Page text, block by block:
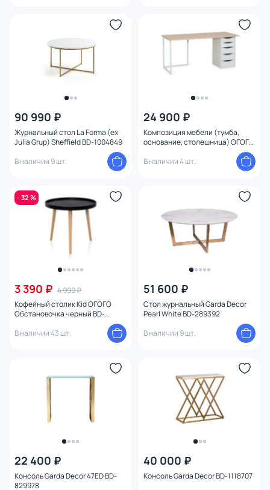
90 990 ₽
Журнальный стол La Forma (ex
Julia Grup) Sheffield BD-1004849
В наличии 9 шт.
24 900 ₽
Композиция мебели (тумба,
основание, столешница) ОГОГО
Обстановочка Board 1200х500
BD-1743957
В наличии 4 шт.
- 32 %
3 390 ₽ 4 990 ₽
Кофейный столик Kid ОГОГО
Обстановочка черный BD-
В наличии 43 шт.
51 600 ₽
Стол журнальный Garda Decor
Pearl White BD-289392
В наличии 9 шт.
22 400 ₽
Консоль Garda Decor 47ED BD-
829978
40 000 ₽
Консоль Garda Decor BD-1118707